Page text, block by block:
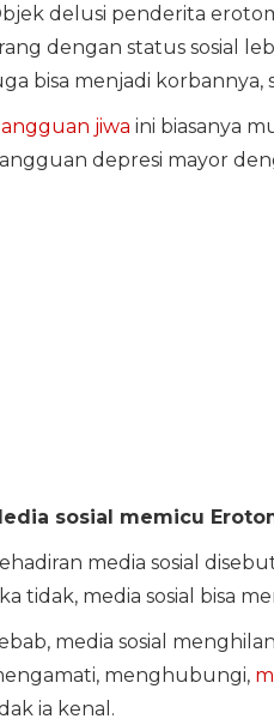
delusi penderita
dengan status sosial
bisa menjadi korbannya,
jiwa ini biasanya
depresi mayor
sosial memicu
media sosial
tidak, media sosial bisa
media sosial
menghubungi,
ia kenal.